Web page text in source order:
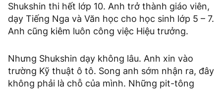
Shukshin thi hết lớp 10. Anh trở thành giáo viên,
dạy Tiếng Nga và Văn học cho học sinh lớp 5 – 7.
Anh cũng kiêm luôn công việc Hiệu trưởng.
Nhưng Shukshin dạy không lâu. Anh xin vào
trường Kỹ thuật ô tô. Song anh sớm nhận ra, đây
không phải là chỗ của mình. Những pit-tông